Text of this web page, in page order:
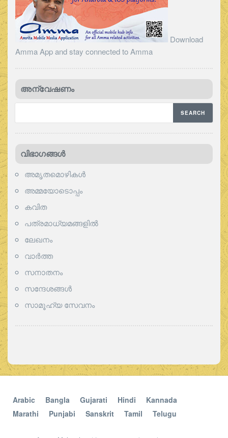
Download
Amma App and stay connected to Amma
അന്വേഷണം
വിഭാഗങ്ങള്‍
അമൃതമൊഴികള്‍
അമ്മയോടൊപ്പം
കവിത
പത്രമാധ്യമങ്ങളില്‍
ലേഖനം
വാര്‍ത്ത
സനാതനം
സന്ദേശങ്ങൾ
സാമൂഹ്യ സേവനം
Arabic Bangla Gujarati Hindi
Kannada
Marathi
Punjabi Sanskrit Tamil Telugu